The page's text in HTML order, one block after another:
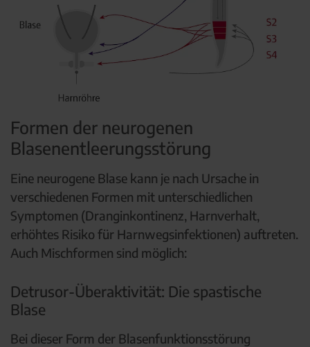
Formen der neurogenen
Blasenentleerungsstörung
Eine neurogene Blase kann je nach Ursache in
verschiedenen Formen mit unterschiedlichen
Symptomen (Dranginkontinenz, Harnverhalt,
erhöhtes Risiko für Harnwegsinfektionen) auftreten.
Auch Mischformen sind möglich:
Detrusor-Überaktivität: Die spastische
Blase
Bei dieser Form der Blasenfunktionsstörung